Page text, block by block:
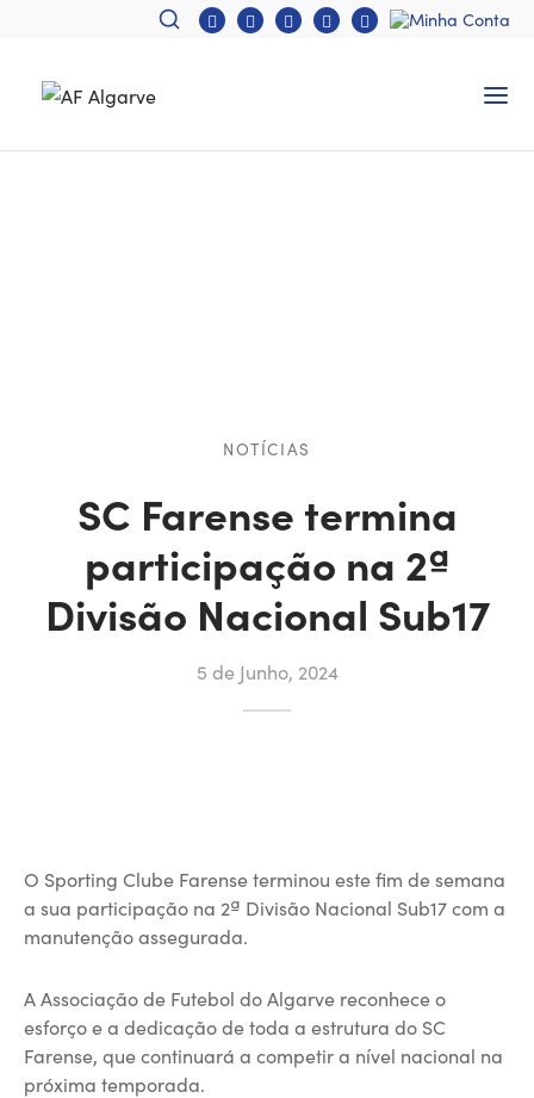
NOTÍCIAS
SC Farense termina
participação na 2ª
Divisão Nacional Sub17
5 de Junho, 2024
O Sporting Clube Farense terminou este fim de semana
a sua participação na 2ª Divisão Nacional Sub17 com a
manutenção assegurada.
A Associação de Futebol do Algarve reconhece o
esforço e a dedicação de toda a estrutura do SC
Farense, que continuará a competir a nível nacional na
próxima temporada.